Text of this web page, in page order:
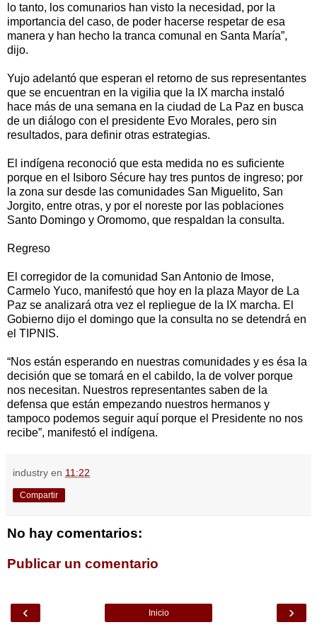
lo tanto, los comunarios han visto la necesidad, por la
importancia del caso, de poder hacerse respetar de esa
manera y han hecho la tranca comunal en Santa María”,
dijo.
Yujo adelantó que esperan el retorno de sus representantes
que se encuentran en la vigilia que la IX marcha instaló
hace más de una semana en la ciudad de La Paz en busca
de un diálogo con el presidente Evo Morales, pero sin
resultados, para definir otras estrategias.
El indígena reconoció que esta medida no es suficiente
porque en el Isiboro Sécure hay tres puntos de ingreso; por
la zona sur desde las comunidades San Miguelito, San
Jorgito, entre otras, y por el noreste por las poblaciones
Santo Domingo y Oromomo, que respaldan la consulta.
Regreso
El corregidor de la comunidad San Antonio de Imose,
Carmelo Yuco, manifestó que hoy en la plaza Mayor de La
Paz se analizará otra vez el repliegue de la IX marcha. El
Gobierno dijo el domingo que la consulta no se detendrá en
el TIPNIS.
“Nos están esperando en nuestras comunidades y es ésa la
decisión que se tomará en el cabildo, la de volver porque
nos necesitan. Nuestros representantes saben de la
defensa que están empezando nuestros hermanos y
tampoco podemos seguir aquí porque el Presidente no nos
recibe”, manifestó el indígena.
industry en 11:22
Compartir
No hay comentarios:
Publicar un comentario
‹ ›
Inicio